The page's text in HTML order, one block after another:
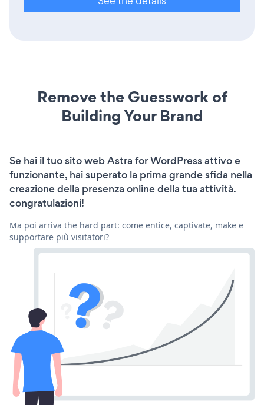
Remove the Guesswork of
Building Your Brand
Se hai il tuo sito web Astra for WordPress attivo e
funzionante, hai superato la prima grande sfida nella
creazione della presenza online della tua attività.
congratulazioni!
Ma poi arriva the hard part: come entice, captivate, make e
supportare più visitatori?